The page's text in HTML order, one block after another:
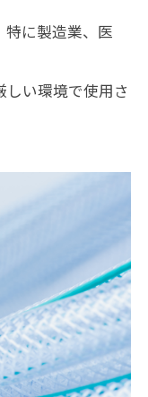
特に製造業、医
い環境で使用さ